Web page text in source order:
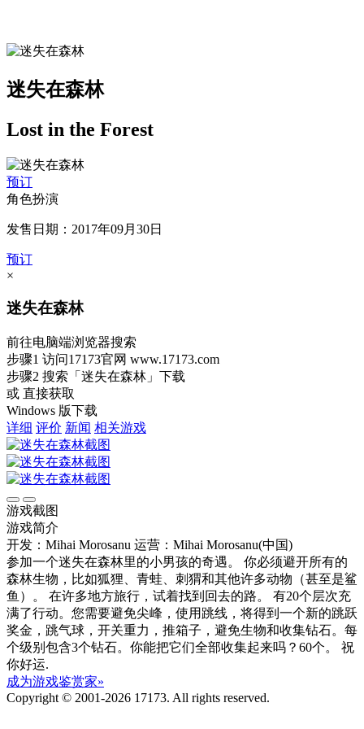
迷失在森林
Lost in the Forest
预订
角色扮演
发售日期：2017年09月30日
预订
×
迷失在森林
前往电脑端浏览器搜索
步骤1 访问17173官网 www.17173.com
步骤2 搜索 「迷失在森林」 下载
或 直接获取
Windows 版下载
详细 评价 新闻 相关游戏
游戏截图
游戏简介
开发：Mihai Morosanu 运营：Mihai Morosanu(中国)
参加一个迷失在森林里的小男孩的奇遇。 你必须避开所有的
森林生物，比如狐狸、青蛙、刺猬和其他许多动物（甚至是鲨
鱼）。 在许多地方旅行，试着找到回去的路。 有20个层次充
满了行动。您需要避免尖峰，使用跳线，将得到一个新的跳跃
奖金，跳气球，开关重力，推箱子，避免生物和收集钻石。每
个级别包含3个钻石。你能把它们全部收集起来吗？60个。 祝
你好运.
成为游戏鉴赏家»
Copyright © 2001-2026 17173. All rights reserved.